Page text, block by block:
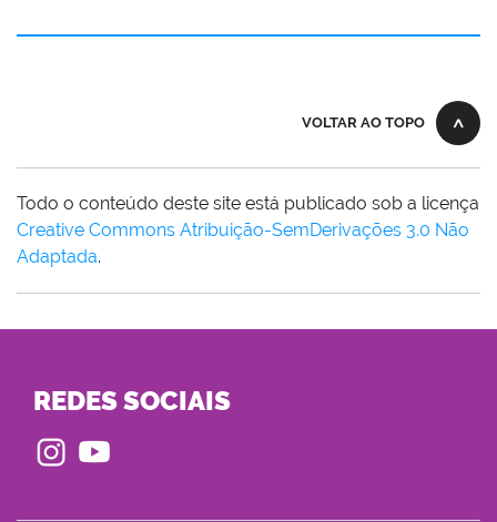
VOLTAR AO TOPO
Todo o conteúdo deste site está publicado sob a licença
Creative Commons Atribuição-SemDerivações 3.0 Não
Adaptada.
REDES SOCIAIS